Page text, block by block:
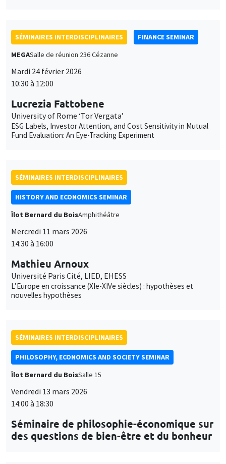
SÉMINAIRES INTERDISCIPLINAIRES
FINANCE SEMINAR
MEGASalle de réunion 236 Cézanne
Mardi 24 février 2026
10:30 à 12:00
Lucrezia Fattobene
University of Rome ‘Tor Vergata’
ESG Labels, Investor Attention, and Cost Sensitivity in Mutual
Fund Evaluation: An Eye-Tracking Experiment
SÉMINAIRES INTERDISCIPLINAIRES
HISTORY AND ECONOMICS SEMINAR
Îlot Bernard du BoisAmphithéâtre
Mercredi 11 mars 2026
14:30 à 16:00
Mathieu Arnoux
Université Paris Cité, LIED, EHESS
L’Europe en croissance (XIe-XIVe siècles) : hypothèses et
nouvelles hypothèses
SÉMINAIRES INTERDISCIPLINAIRES
PHILOSOPHY, ECONOMICS AND SOCIETY SEMINAR
Îlot Bernard du BoisSalle 15
Vendredi 13 mars 2026
14:00 à 18:30
Séminaire de philosophie-économique sur
des questions de bien-être et du bonheur